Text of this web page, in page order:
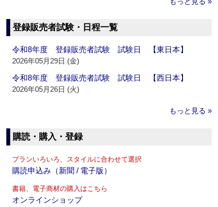
登録販売者試験・日程一覧
令和8年度 登録販売者試験 試験日 【東日本】
2026年05月29日 (金)
令和8年度 登録販売者試験 試験日 【西日本】
2026年05月26日 (火)
もっと見る »
購読・購入・登録
プランいろいろ、スタイルに合わせて選択
購読申込み（新聞 / 電子版）
書籍、電子商材の購入はこちら
オンラインショップ